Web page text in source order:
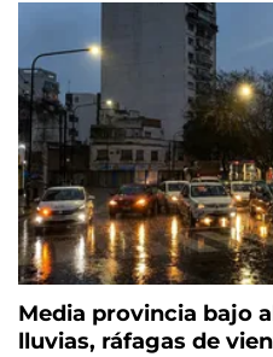
Media provincia bajo
lluvias, ráfagas de